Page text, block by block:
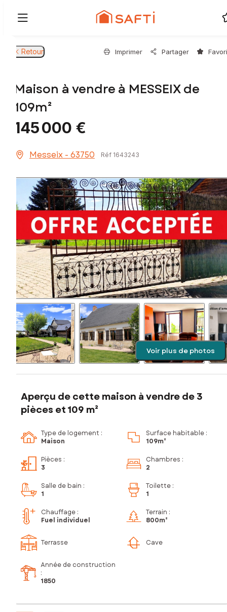
Retour Imprimer Partager
Maison à vendre à MESSEIX de
109m²
145 000 €
Messeix - 63750 Réf 1643243
Voir plus de photos
Aperçu de cette maison à vendre de 3
pièces et 109 m²
Type de logement :
Maison
Surface habitable :
109m²
Pièces :
3
Chambres :
2
Salle de bain :
1
Toilette :
1
Chauffage :
Fuel individuel
Terrain :
800m²
Terrasse Cave
Année de construction
:
1850